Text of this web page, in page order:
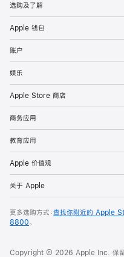
选购及了解
Apple 钱包
账户
娱乐
Apple Store 商店
商务应用
教育应用
Apple 价值观
关于 Apple
更多选购方式：查找你附近的 Apple
8800。
Copyright © 2026 Apple Inc. 保留